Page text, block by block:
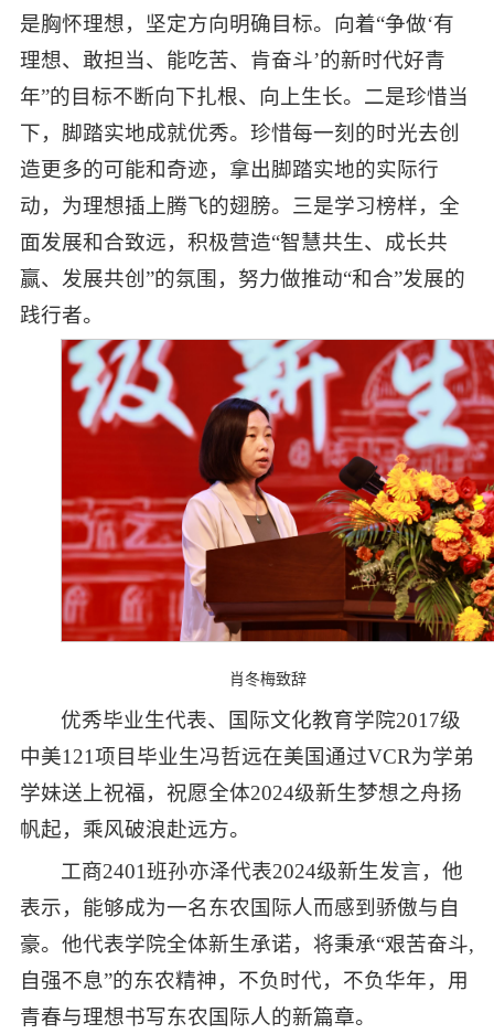
是胸怀理想，坚定方向明确目标。向着“争做‘有
理想、敢担当、能吃苦、肯奋斗’的新时代好青
年”的目标不断向下扎根、向上生长。二是珍惜当
下，脚踏实地成就优秀。珍惜每一刻的时光去创
造更多的可能和奇迹，拿出脚踏实地的实际行
动，为理想插上腾飞的翅膀。三是学习榜样，全
面发展和合致远，积极营造“智慧共生、成长共
赢、发展共创”的氛围，努力做推动“和合”发展的
践行者。
肖冬梅致辞
优秀毕业生代表、国际文化教育学院2017级
中美121项目毕业生冯哲远在美国通过VCR为学弟
学妹送上祝福，祝愿全体2024级新生梦想之舟扬
帆起，乘风破浪赴远方。
工商2401班孙亦泽代表2024级新生发言，他
表示，能够成为一名东农国际人而感到骄傲与自
豪。他代表学院全体新生承诺，将秉承“艰苦奋斗,
自强不息”的东农精神，不负时代，不负华年，用
青春与理想书写东农国际人的新篇章。